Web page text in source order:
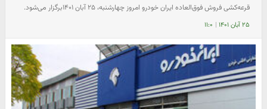
قرعه‌کشی فروش فوق‌العاده ایران خودرو امروز چهارشنبه، ۲۵ آبان ۱۴۰۱برگزار می‌شود.
۲۵ آبان ۱۴۰۱ | ۱۱:۰